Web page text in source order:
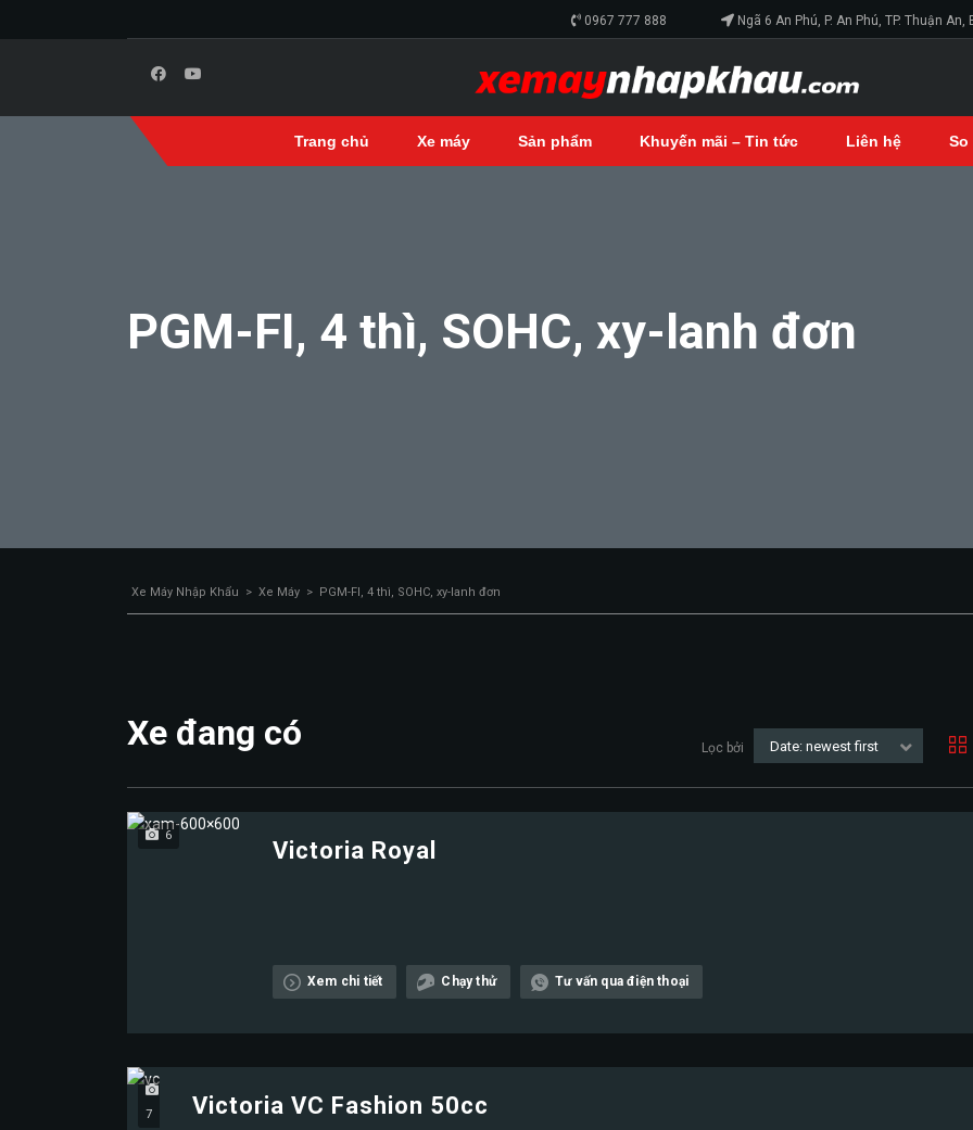
Ngã 6 An Phú, P. An Phú, TP. Thuận An,
0967 777 888
Trang chủ Xe máy Sản phẩm Khuyến mãi – Tin tức Liên hệ So
PGM-FI, 4 thì, SOHC, xy-lanh đơn
Xe Máy Nhập Khẩu > Xe Máy > PGM-FI, 4 thì, SOHC, xy-lanh đơn
Xe đang có Lọc bởi Date: newest first
6
Victoria Royal
Xem chi tiết Chạy thử Tư vấn qua điện thoại
7 Victoria VC Fashion 50cc